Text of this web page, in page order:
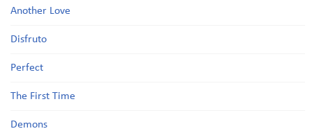
Another Love
Disfruto
Perfect
The First Time
Demons